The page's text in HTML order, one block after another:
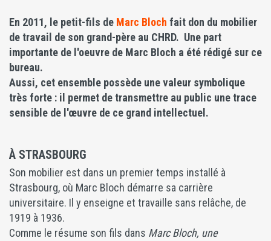
En 2011, le petit-fils de Marc Bloch fait don du mobilier
de travail de son grand-père au CHRD. Une part
importante de l'oeuvre de Marc Bloch a été rédigé sur ce
bureau.
Aussi, cet ensemble possède une valeur symbolique
très forte : il permet de transmettre au public une trace
sensible de l'œuvre de ce grand intellectuel.
À STRASBOURG
Son mobilier est dans un premier temps installé à
Strasbourg, où Marc Bloch démarre sa carrière
universitaire. Il y enseigne et travaille sans relâche, de
1919 à 1936.
Comme le résume son fils dans Marc Bloch, une